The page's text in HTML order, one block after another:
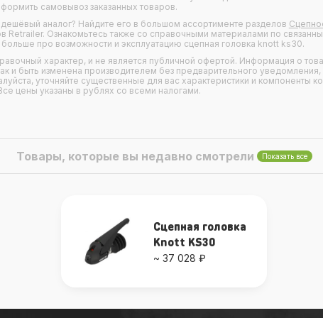
самовывоз заказанных товаров.
аналог? Найдите его в большом ассортименте разделов
Retrailer. Ознакомьтесь также со справочными материалами по
про возможности и эксплуатацию сцепная головка knott ks30.
характер, и не является публичной офертой. Информация о
и быть изменена производителем без предварительного
уточняйте существенные для вас характеристики и компоненты
цены указаны в рублях со всеми налогами.
Товары, которые вы недавно смотрели Показать все
Сцепная головка
Knott KS30
~ 37 028 ₽